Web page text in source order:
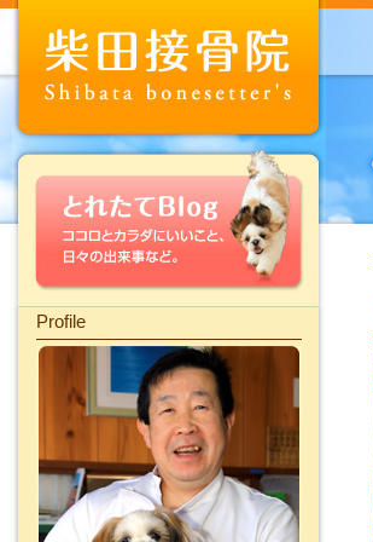
Profile